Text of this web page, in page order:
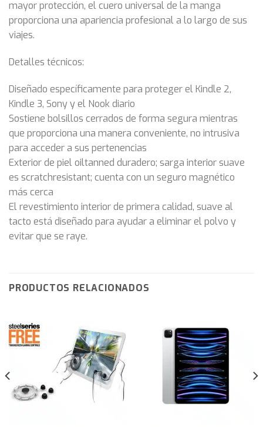
mayor protección, el cuero universal de la manga
proporciona una apariencia profesional a lo largo de sus
viajes.
Detalles técnicos:
Diseñado específicamente para proteger el Kindle 2,
Kindle 3, Sony y el Nook diario
Sostiene bolsillos cerrados de forma segura mientras
que proporciona una manera conveniente, no intrusiva
para acceder a sus pertenencias
Exterior de piel oiltanned duradero; sarga interior suave
es scratchresistant; cuenta con un seguro magnético
más cerca
El revestimiento interior de primera calidad, suave al
tacto está diseñado para ayudar a eliminar el polvo y
evitar que se raye.
PRODUCTOS RELACIONADOS